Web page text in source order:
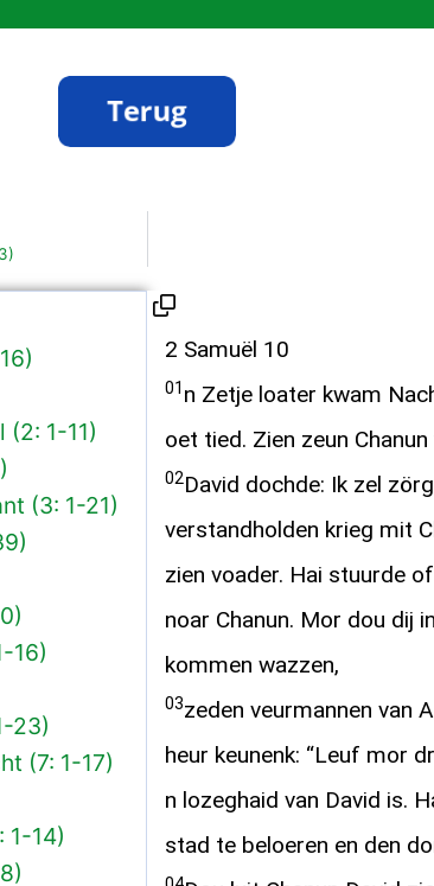
1-11)
(3: 1-21)
16)
23)
(7: 1-17)
1-14)
2 Samuël 10
01 n Zetje loater kwam
oet tied. Zien zeun
02David dochde: Ik zel
verstandholden krieg mit
zien voader. Hai stuurde
noar Chanun. Mor dou dij
kommen wazzen,
03zeden veurmannen van
heur keunenk: “Leuf mor
n lozeghaid van David is.
stad te beloeren en den